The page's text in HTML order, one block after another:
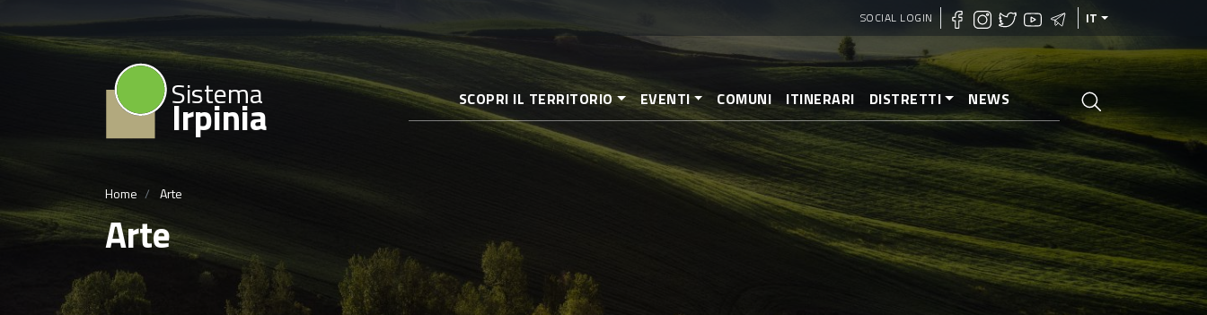
al
contenuto
principale
SOCIAL LOGIN IT
Sistema
Irpinia SCOPRI IL TERRITORIO EVENTI COMUNI ITINERARI DISTRETTI NEWS
Home Arte
Arte